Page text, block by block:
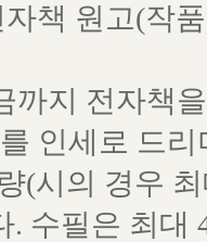
책 원고(작
까지 전자책
인세로 드
(시의 경우
. 수필은 최대